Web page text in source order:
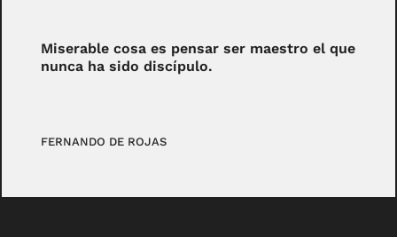
Miserable cosa es pensar ser maestro el que
nunca ha sido discípulo.
FERNANDO DE ROJAS